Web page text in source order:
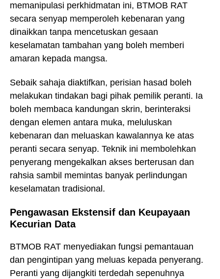
memanipulasi perkhidmatan ini, BTMOB RAT
secara senyap memperoleh kebenaran yang
dinaikkan tanpa mencetuskan gesaan
keselamatan tambahan yang boleh memberi
amaran kepada mangsa.
Sebaik sahaja diaktifkan, perisian hasad boleh
melakukan tindakan bagi pihak pemilik peranti. Ia
boleh membaca kandungan skrin, berinteraksi
dengan elemen antara muka, meluluskan
kebenaran dan meluaskan kawalannya ke atas
peranti secara senyap. Teknik ini membolehkan
penyerang mengekalkan akses berterusan dan
rahsia sambil memintas banyak perlindungan
keselamatan tradisional.
Pengawasan Ekstensif dan Keupayaan
Kecurian Data
BTMOB RAT menyediakan fungsi pemantauan
dan pengintipan yang meluas kepada penyerang.
Peranti yang dijangkiti terdedah sepenuhnya